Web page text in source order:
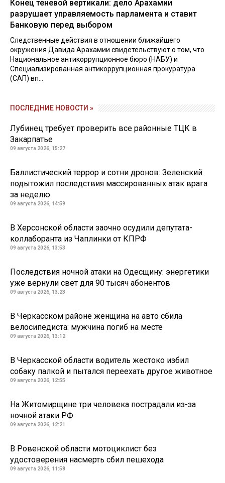
Конец теневой вертикали: дело Арахамии
разрушает управляемость парламента и ставит
Банковую перед выбором
Следственные действия в отношении ближайшего
окружения Давида Арахамии свидетельствуют о том, что
Национальное антикоррупционное бюро (НАБУ) и
Специализированная антикоррупционная прокуратура
(САП) вп...
ПОСЛЕДНИЕ НОВОСТИ »
Лубинец требует проверить все районные ТЦК в
Закарпатье
09 августа 2026, 15:27
Баллистический террор и сотни дронов: Зеленский
подытожил последствия массированных атак врага
за неделю
09 августа 2026, 14:59
В Херсонской области заочно осудили депутата-
коллаборанта из Чаплинки от КПРФ
09 августа 2026, 13:53
Последствия ночной атаки на Одесщину: энергетики
уже вернули свет для 90 тысяч абонентов
09 августа 2026, 13:23
В Черкасском районе женщина на авто сбила
велосипедиста: мужчина погиб на месте
09 августа 2026, 13:12
В Черкасской области водитель жестоко избил
собаку палкой и пытался переехать другое животное
09 августа 2026, 12:55
На Житомирщине три человека пострадали из-за
ночной атаки РФ
09 августа 2026, 12:21
В Ровенской области мотоциклист без
удостоверения насмерть сбил пешехода
09 августа 2026, 11:58